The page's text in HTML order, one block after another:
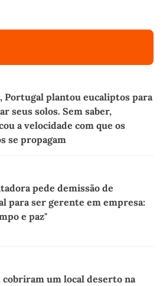
Portugal plantou eucaliptos para
seus solos. Sem saber,
a velocidade com que os
se propagam
pede demissão de
para ser gerente em empresa:
e paz"
cobriram um local deserto na